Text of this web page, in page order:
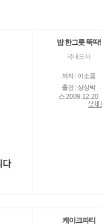
밥 한그릇 뚝딱!
국내도서
저자 : 이소을
출판 : 상상박
스2009.12.20
케이크파티